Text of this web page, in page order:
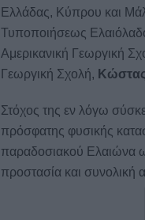
Ελλάδας, Κύπρου και
Τυποποιήσεως
Αμερικανική Γεωργική
Γεωργική Σχολή,
Στόχος της εν λόγω
πρόσφατης φυσικής
παραδοσιακού Ελαιώνα
προστασία και συνολική